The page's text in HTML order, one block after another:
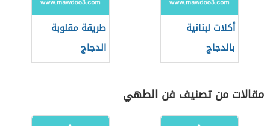
أكلات لبنانية
بالدجاج
طريقة مقلوبة
الدجاج
مقالات من تصنيف فن الطهي